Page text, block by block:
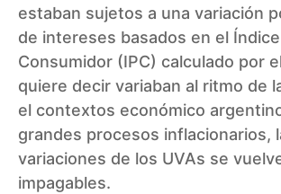
estaban sujetos a una variación
de intereses basados en el
Consumidor (IPC) calculado por
quiere decir variaban al ritmo de
el contextos económico
grandes procesos inflacionarios,
variaciones de los UVAs se
impagables.